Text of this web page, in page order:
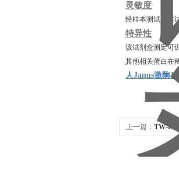
灵敏度
经样本测试，本
特异性
该试剂盒测定可
其他相关蛋白在
人Janus激酶
上一篇： TW-